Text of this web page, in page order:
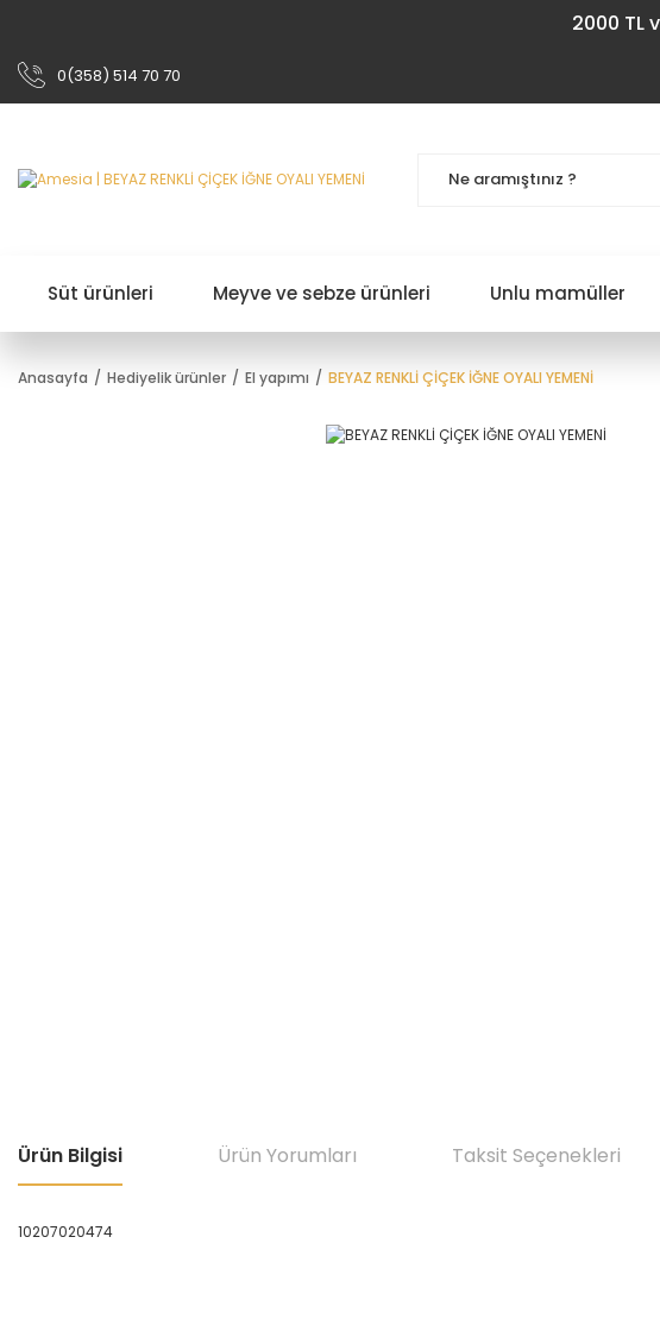
2000 TL
0(358) 514 70 70
Süt ürünleri Meyve ve sebze ürünleri Unlu mamüller
Anasayfa Hediyelik ürünler El yapımı BEYAZ RENKLİ ÇİÇEK İĞNE OYALI YEMENİ
Ürün Bilgisi Ürün Yorumları Taksit Seçenekleri
10207020474